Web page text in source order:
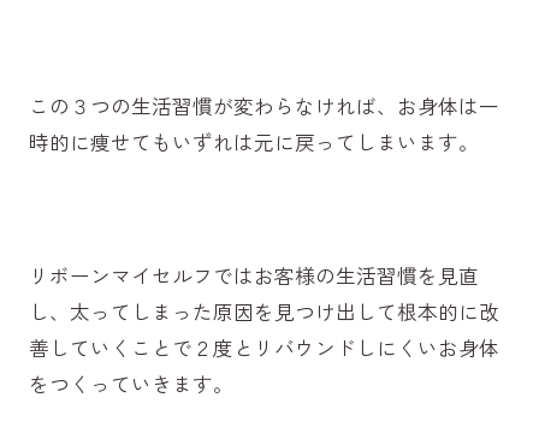
この３つの生活習慣が変わらなければ、お身体は一
時的に痩せてもいずれは元に戻ってしまいます。
リボーンマイセルフではお客様の生活習慣を見直
し、太ってしまった原因を見つけ出して根本的に改
善していくことで２度とリバウンドしにくいお身体
をつくっていきます。